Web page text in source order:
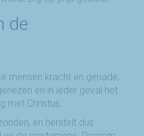
de
mensen kracht en genade,
en in ieder geval het
met Christus.
en herstelt dus